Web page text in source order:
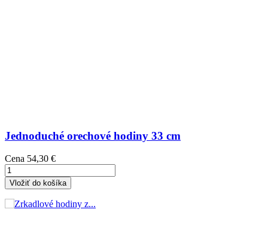
Jednoduché orechové hodiny 33 cm
Cena 54,30 €
Vložiť do košíka